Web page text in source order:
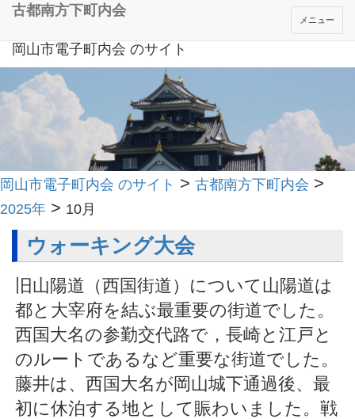
岡山市電子町内会 のサイト
メニュー
古都南方下町内会
岡山市電子町内会 のサイト > 古都南方下町内会 >
2025年 > 10月
ウォーキング大会
旧山陽道（西国街道）について山陽道は
都と大宰府を結ぶ最重要の街道でした。
西国大名の参勤交代路で，長崎と江戸と
のルートであるなど重要な街道でした。
藤井は、西国大名が岡山城下通過後、最
初に休泊する地として賑わいました。戦